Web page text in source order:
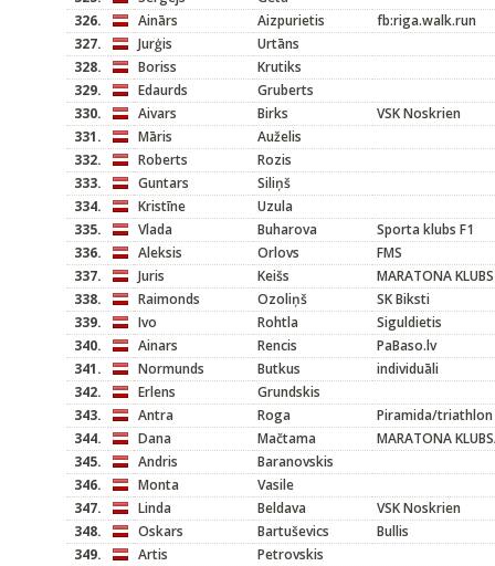
326.
Ainārs Aizpurietis
fb:riga.walk.run
327.
Jurģis
Urtāns
328.
Boriss
Krutiks
329.
Edaurds
Gruberts
330.
Aivars Birks
VSK Noskrien
331.
Māris
Auželis
332.
Roberts
Rozis
333.
Guntars
Siliņš
334.
Kristīne
Uzula
335.
Vlada Buharova
Sporta klubs F1
336.
Aleksis Orlovs
FMS
337.
Juris Keišs
MARATONA KLUBS
338.
Raimonds Ozoliņš
SK Biksti
339.
Ivo Rohtla
Siguldietis
340.
Ainars Rencis
PaBaso.lv
341.
Normunds Butkus
individuāli
342.
Erlens
Grundskis
343.
Antra Roga
Piramida/triathlon
344.
Dana Mačtama
MARATONA
345.
Andris
Baranovskis
346.
Monta
Vasile
347.
Linda Beldava
VSK Noskrien
348.
Oskars Bartuševics
Bullis
349.
Artis
Petrovskis